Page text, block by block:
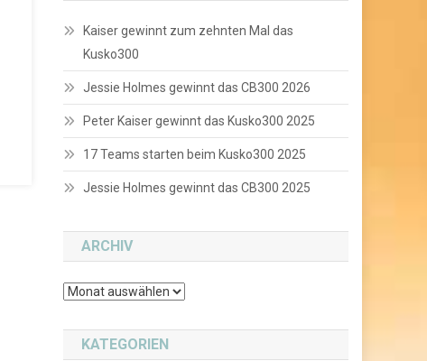
Kaiser gewinnt zum zehnten Mal das
Kusko300
Jessie Holmes gewinnt das CB300 2026
Peter Kaiser gewinnt das Kusko300 2025
17 Teams starten beim Kusko300 2025
Jessie Holmes gewinnt das CB300 2025
ARCHIV
Archiv
KATEGORIEN